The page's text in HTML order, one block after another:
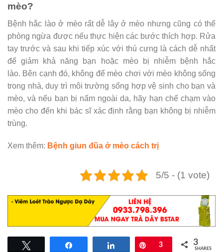
mèo?
Bệnh hắc lào ở mèo rất dễ lây ở mèo nhưng cũng có thể
phòng ngừa được nếu thực hiện các bước thích hợp. Rửa
tay trước và sau khi tiếp xúc với thú cưng là cách dễ nhất
để giảm khả năng bạn hoặc mèo bị nhiễm bệnh hắc
lào. Bên cạnh đó, không để mèo chơi với mèo không sống
trong nhà, duy trì môi trường sống hợp vệ sinh cho bạn và
mèo, và nếu bạn bị nấm ngoài da, hãy hạn chế chạm vào
mèo cho đến khi bác sĩ xác định rằng bạn không bị nhiễm
trùng.
Xem thêm: Bệnh giun đũa ở mèo cách trị
5/5 - (1 vote)
Pin
3 3
SHARES